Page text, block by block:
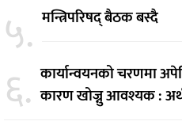
५. मन्त्रिपरिषद् बैठक बस्दै
६. कार्यान्वयनको चरणमा
कारण खोज्नु आवश्यक :